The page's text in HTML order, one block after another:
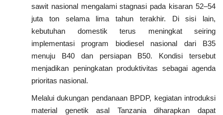
sawit nasional mengalami stagnasi pada kisaran 52–54
juta ton selama lima tahun terakhir. Di sisi lain,
kebutuhan domestik terus meningkat seiring
implementasi program biodiesel nasional dari B35
menuju B40 dan persiapan B50. Kondisi tersebut
menjadikan peningkatan produktivitas sebagai agenda
prioritas nasional.
Melalui dukungan pendanaan BPDP, kegiatan introduksi
material genetik asal Tanzania diharapkan dapat